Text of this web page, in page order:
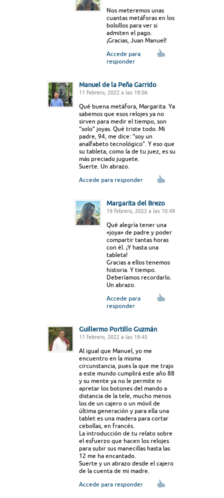
Nos meteremos unas
cuantas metáforas en los
bolsillos para ver si
admiten el pago.
¡Gracias, Juan Manuel!
Accede para
responder
Manuel de la Peña Garrido
11 febrero, 2022 a las 19:06
Qué buena metáfora, Margarita. Ya
sabemos que esos relojes ya no
sirven para medir el tiempo, son
“solo” joyas. Qué triste todo. Mi
padre, 94, me dice: “soy un
analfabeto tecnológico”. Y eso que
su tableta, como la de tu juez, es su
más preciado juguete.
Suerte. Un abrazo.
Accede para responder
Margarita del Brezo
19 febrero, 2022 a las 10:49
Qué alegría tener una
«joya» de padre y poder
compartir tantas horas
con él. ¡Y hasta una
tableta!
Gracias a ellos tenemos
historia. Y tiempo.
Deberíamos recordarlo.
Un abrazo.
Accede para
responder
Guillermo Portillo Guzmán
11 febrero, 2022 a las 19:45
Al igual que Manuel, yo me
encuentro en la misma
circunstancia, pues la que me trajo
a este mundo cumplirá este año 88
y su mente ya no le permite ni
apretar los botones del mando a
distancia de la tele, mucho menos
los de un cajero o un móvil de
última generación y para ella una
tablet es una madera para cortar
cebollas, en francés.
La introducción de tu relato sobre
el esfuerzo que hacen los relojes
para subir sus manecillas hasta las
12 me ha encantado.
Suerte y un abrazo desde el cajero
de la cuenta de mi madre.
Accede para responder